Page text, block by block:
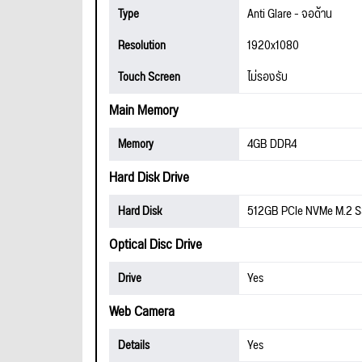
Type
Anti Glare - จอด้าน
Resolution
1920x1080
Touch Screen
ไม่รองรับ
Main Memory
Memory 4GB DDR4
Hard Disk Drive
Hard Disk 512GB PCIe NVMe M.2
Optical Disc Drive
Drive Yes
Web Camera
Details Yes